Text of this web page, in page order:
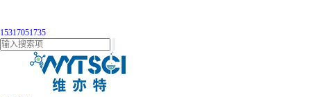
15317051735